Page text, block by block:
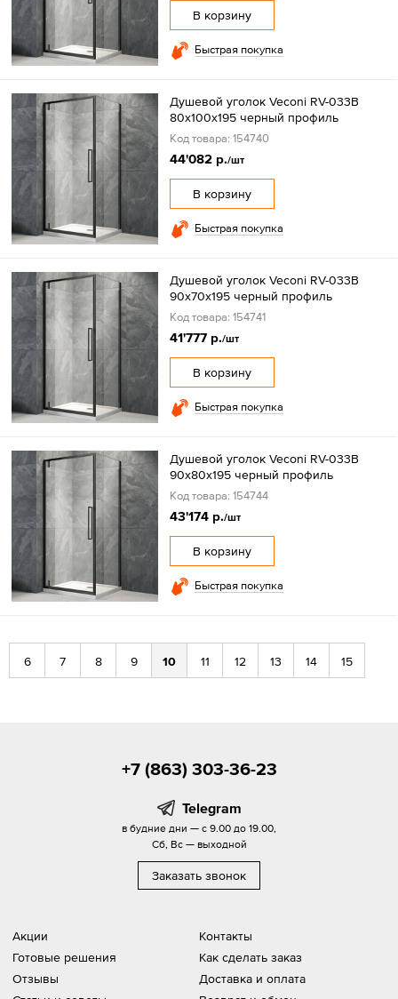
В корзину
Быстрая покупка
Душевой уголок Veconi RV-033B
80х100х195 черный профиль
Код товара: 154740
44'082 р./шт
В корзину
Быстрая покупка
Душевой уголок Veconi RV-033B
90х70х195 черный профиль
Код товара: 154741
41'777 р./шт
В корзину
Быстрая покупка
Душевой уголок Veconi RV-033B
90х80х195 черный профиль
Код товара: 154744
43'174 р./шт
В корзину
Быстрая покупка
6 7 8 9 10 11 12 13 14 15
Акции
Готовые решения
Отзывы
Контакты
Как сделать заказ
Доставка и оплата
+7 (863) 303-36-23
Telegram
в будние дни — с 9.00 до 19.00,
Сб, Вс — выходной
Заказать звонок